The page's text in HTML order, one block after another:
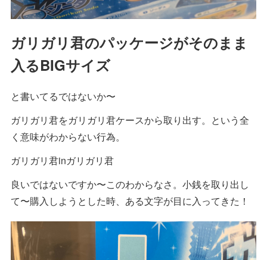
ガリガリ君のパッケージがそのまま
入るBIGサイズ
と書いてるではないか〜
ガリガリ君をガリガリ君ケースから取り出す。という全
く意味がわからない行為。
ガリガリ君inガリガリ君
良いではないですか〜このわからなさ。小銭を取り出し
て〜購入しようとした時、ある文字が目に入ってきた！